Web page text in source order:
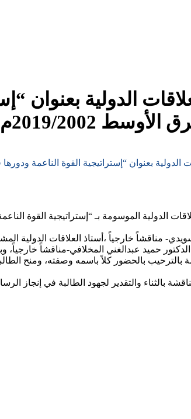
الدولية بعنوان
2019/2002م”
الدولية بعنوان “إستراتيجية القوة الناعمة
الماجستير في الدبلوماسية والعلاقات الدولية الموسومة بـ
مناقشاً خارجياً ،أستاذ العلاقات الدولية
حميد عبدالغني المخلافي-مناقشاً
بالترحيب بالحضور كلاً باسمه وصفته، ومنح
بالثناء والتقدير لجهود الطالبة في إنجاز